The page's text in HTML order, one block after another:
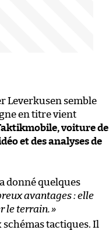
Leverkusen semble
en titre vient
voiture de
et des analyses de
a donné quelques
avantages : elle
le terrain.»
schémas tactiques. Il